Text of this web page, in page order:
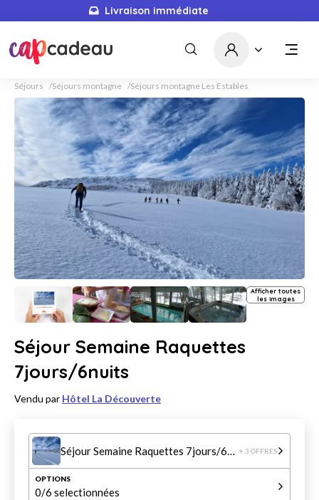
Livraison immédiate
Séjours Séjours montagne Séjours montagne Les Estables
Afficher toutes
les images
Séjour Semaine Raquettes
7jours/6nuits
Vendu par Hôtel La Découverte
Séjour Semaine Raquettes 7jours/6nuits + 3 OFFRES
OPTIONS
0/6 selectionnées